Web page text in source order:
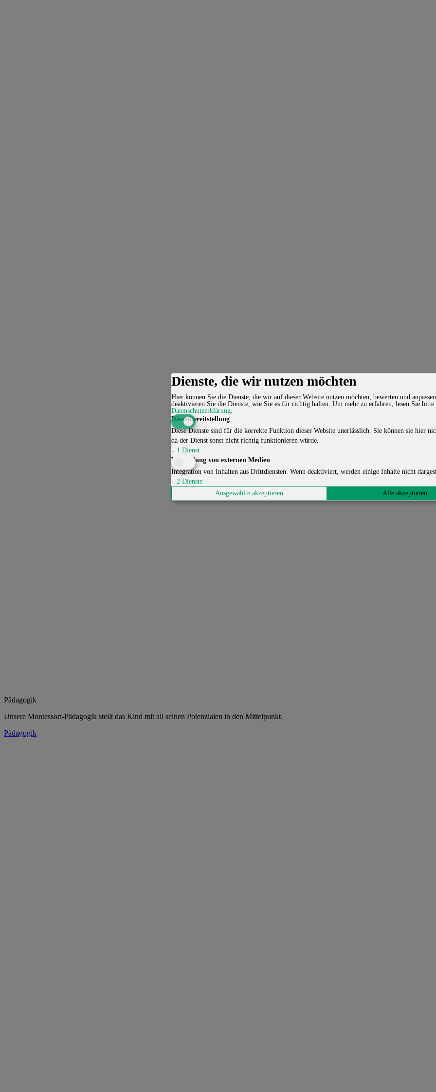
Pädagogik
Unsere Montessori-Pädagogik stellt das Kind mit all seinen Potenzialen in den Mittelpunkt.
Pädagogik
Dienste, die wir nutzen möchten
Hier können Sie die Dienste, die wir auf dieser Website nutzen möchten, bewerten und
deaktivieren Sie die Dienste, wie Sie es für richtig halten. Um mehr zu erfahren, lesen Sie bitte
Datenschutzerklärung
Dienstbereitstellung
Diese Dienste sind für die korrekte Funktion dieser Website unerlässlich. Sie können sie hier
da der Dienst sonst nicht richtig funktionieren würde.
↓ 1 Dienst
Einbindung von externen Medien
Integration von Inhalten aus Drittdiensten. Wenn deaktiviert, werden einige Inhalte nicht
↓ 2 Dienste
Ausgewählte akzeptieren
Alle akzeptieren